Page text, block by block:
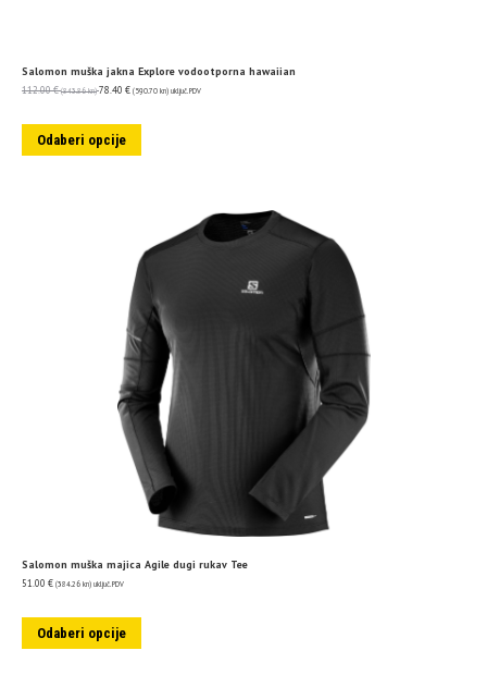
Salomon muška jakna Explore vodootporna hawaiian
112.00€ (843.86 kn) 78.40 € (590.70 kn) uključ. PDV
Odaberi opcije
Salomon muška majica Agile dugi rukav Tee
51.00 € (384.26 kn) uključ. PDV
Odaberi opcije